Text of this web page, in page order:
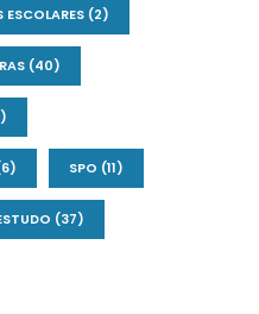
ESCOLARES (2)
(40)
SPO (11)
(37)